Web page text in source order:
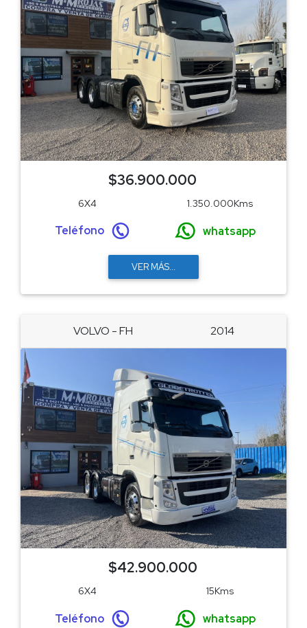
$36.900.000
6X4 1.350.000Kms
Teléfono whatsapp
VER MÁS...
VOLVO - FH 2014
$42.900.000
6X4 15Kms
Teléfono whatsapp